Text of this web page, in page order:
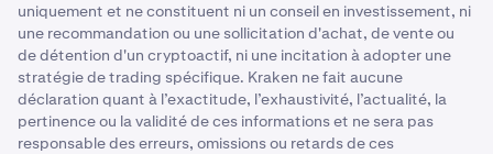
uniquement et ne constituent ni un conseil en investissement, ni
une recommandation ou une sollicitation d'achat, de vente ou
de détention d'un cryptoactif, ni une incitation à adopter une
stratégie de trading spécifique. Kraken ne fait aucune
déclaration quant à l’exactitude, l’exhaustivité, l’actualité, la
pertinence ou la validité de ces informations et ne sera pas
responsable des erreurs, omissions ou retards de ces